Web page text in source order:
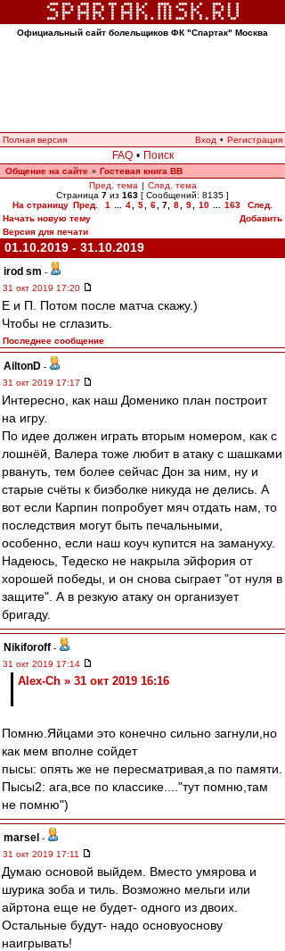
Официальный сайт болельщиков ФК "Спартак" Москва
Полная версия Вход • Регистрация
FAQ • Поиск
Общение на сайте » Гостевая книга ВВ
Пред. тема | След. тема
Страница 7 из 163 [ Сообщений: 8135 ]
На страницу Пред. 1 4 5 6 7 8 9 10 163
След.
Начать новую тему
Добавить
Версия для печати
01.10.2019 - 31.10.2019
irod sm -
31 окт 2019 17:20
Е и П. Потом после матча скажу.)
Чтобы не сглазить.
Последнее сообщение
AiltonD -
31 окт 2019 17:17
Интересно, как наш Доменико план построит
на игру.
По идее должен играть вторым номером, как с
лошнёй, Валера тоже любит в атаку с шашками
рвануть, тем более сейчас Дон за ним, ну и
старые счёты к биэболке никуда не делись. А
вот если Карпин попробует мяч отдать нам, то
последствия могут быть печальными,
особенно, если наш коуч купится на замануху.
Надеюсь, Тедеско не накрыла эйфория от
хорошей победы, и он снова сыграет "от нуля в
защите". А в резкую атаку он организует
бригаду.
Nikiforoff -
31 окт 2019 17:14
Alex-Ch » 31 окт 2019 16:16
Помню.Яйцами это конечно сильно загнули,но
как мем вполне сойдет
пысы: опять же не пересматривая,а по памяти.
Пысы2: ага,все по классике...."тут помню,там
не помню")
marsel -
31 окт 2019 17:11
Думаю основой выйдем. Вместо умярова и
шурика зоба и тиль. Возможно мельги или
айртона еще не будет- одного из двоих.
Остальные будут- надо основуоснову
наигрывать!